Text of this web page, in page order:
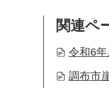
関連ペ
令和6
調布市